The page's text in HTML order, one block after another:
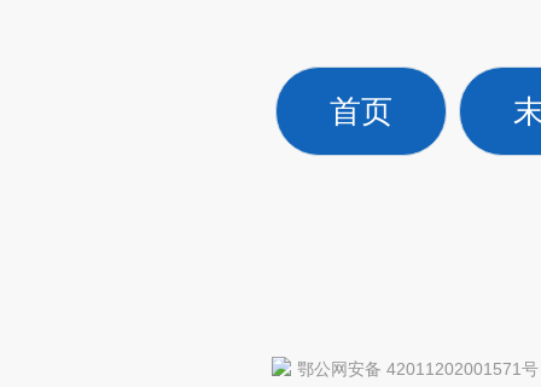
首页
鄂公网安备 42011202001571号